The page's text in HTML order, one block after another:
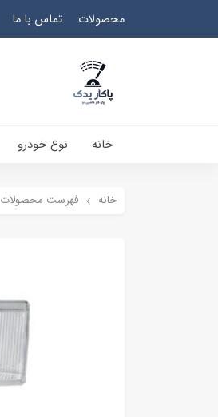
محصولات تماس با ما
خانه نوع خودرو
خانه فهرست محصولات